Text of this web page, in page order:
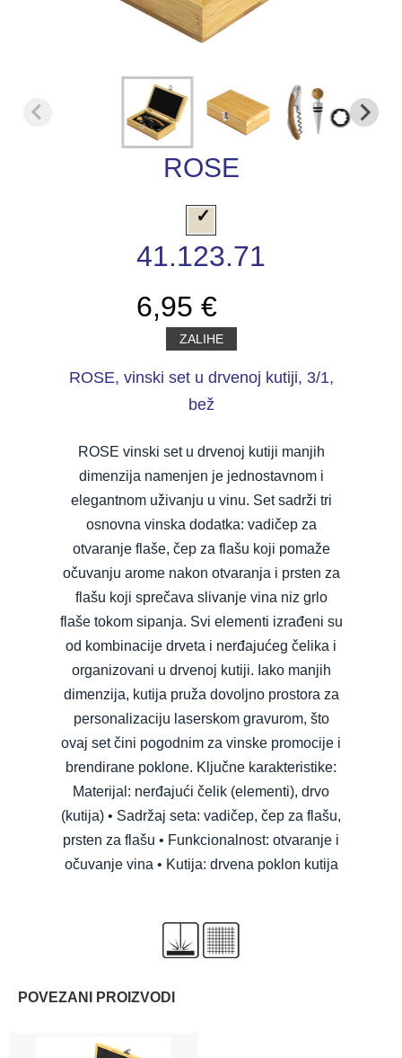
ROSE
41.123.71
6,95 €
ZALIHE
ROSE, vinski set u drvenoj kutiji, 3/1,
bež
ROSE vinski set u drvenoj kutiji manjih
dimenzija namenjen je jednostavnom i
elegantnom uživanju u vinu. Set sadrži tri
osnovna vinska dodatka: vadičep za
otvaranje flaše, čep za flašu koji pomaže
očuvanju arome nakon otvaranja i prsten za
flašu koji sprečava slivanje vina niz grlo
flaše tokom sipanja. Svi elementi izrađeni su
od kombinacije drveta i nerđajućeg čelika i
organizovani u drvenoj kutiji. Iako manjih
dimenzija, kutija pruža dovoljno prostora za
personalizaciju laserskom gravurom, što
ovaj set čini pogodnim za vinske promocije i
brendirane poklone. Ključne karakteristike:
Materijal: nerđajući čelik (elementi), drvo
(kutija) • Sadržaj seta: vadičep, čep za flašu,
prsten za flašu • Funkcionalnost: otvaranje i
očuvanje vina • Kutija: drvena poklon kutija
POVEZANI PROIZVODI